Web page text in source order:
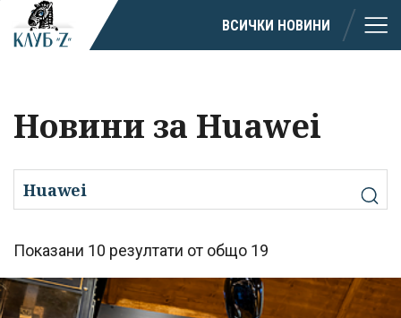
ВСИЧКИ НОВИНИ
Новини за Huawei
Показани 10 резултати от общо 19